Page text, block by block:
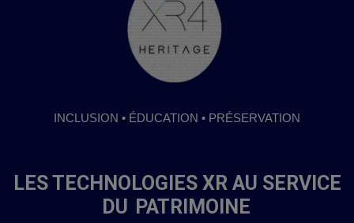
INCLUSION • ÉDUCATION • PRÉSERVATION
LES TECHNOLOGIES XR AU SERVICE
DU PATRIMOINE